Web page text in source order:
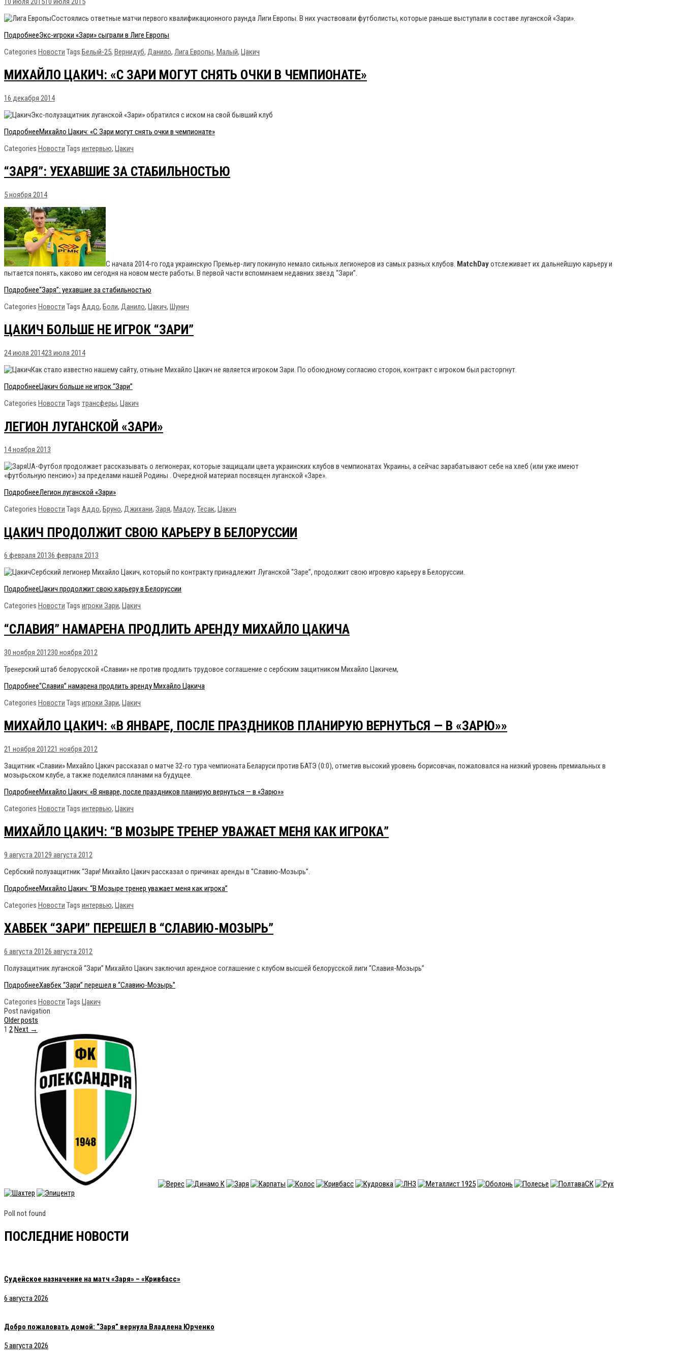
Состоялись ответные матчи первого квалификационного раунда Лиги Европы. В них участвовали футболисты, которые раньше выступали в составе луганской «Зари».
ПодробнееЭкс-игроки «Зари» сыграли в Лиге Европы
Categories Новости Tags Белый-25, Вернидуб, Данило, Лига Европы, Малый, Цакич
МИХАЙЛО ЦАКИЧ: «С ЗАРИ МОГУТ СНЯТЬ ОЧКИ В ЧЕМПИОНАТЕ»
16 декабря 2014
Экс-полузащитник луганской «Зари» обратился с иском на свой бывший клуб
ПодробнееМихайло Цакич: «С Зари могут снять очки в чемпионате»
Categories Новости Tags интервью, Цакич
“ЗАРЯ”: УЕХАВШИЕ ЗА СТАБИЛЬНОСТЬЮ
5 ноября 2014
С начала 2014-го года украинскую Премьер-лигу покинуло немало сильных легионеров из самых разных клубов. MatchDayотслеживает их дальнейшую карьеру и
пытается понять, каково им сегодня на новом месте работы. В первой части вспоминаем недавних звезд “Зари”.
Подробнее“Заря”: уехавшие за стабильностью
Categories Новости Tags Аддо, Боли, Данило, Цакич, Шунич
ЦАКИЧ БОЛЬШЕ НЕ ИГРОК “ЗАРИ”
24 июля 201423 июля 2014
Как стало известно нашему сайту, отныне Михайло Цакич не является игроком Зари. По обоюдному согласию сторон, контракт с игроком был расторгнут.
ПодробнееЦакич больше не игрок “Зари”
Categories Новости Tags трансферы, Цакич
ЛЕГИОН ЛУГАНСКОЙ «ЗАРИ»
14 ноября 2013
UA-Футбол продолжает рассказывать о легионерах, которые защищали цвета украинских клубов в чемпионатах Украины, а сейчас зарабатывают себе на хлеб (или уже имеют
«футбольную пенсию») за пределами нашей Родины . Очередной материал посвящен луганской «Заре».
ПодробнееЛегион луганской «Зари»
Categories Новости Tags Аддо, Бруно, Джихани, Заря, Мадоу, Тесак, Цакич
ЦАКИЧ ПРОДОЛЖИТ СВОЮ КАРЬЕРУ В БЕЛОРУССИИ
6 февраля 20136 февраля 2013
Сербский легионер Михайло Цакич, который по контракту принадлежит Луганской “Заре”, продолжит свою игровую карьеру в Белоруссии.
ПодробнееЦакич продолжит свою карьеру в Белоруссии
Categories Новости Tags игроки Зари, Цакич
“СЛАВИЯ” НАМАРЕНА ПРОДЛИТЬ АРЕНДУ МИХАЙЛО ЦАКИЧА
30 ноября 201230 ноября 2012
Тренерский штаб белорусской «Славии» не против продлить трудовое соглашение с сербским защитником Михайло Цакичем,
Подробнее“Славия” намарена продлить аренду Михайло Цакича
Categories Новости Tags игроки Зари, Цакич
МИХАЙЛО ЦАКИЧ: «В ЯНВАРЕ, ПОСЛЕ ПРАЗДНИКОВ ПЛАНИРУЮ ВЕРНУТЬСЯ — В «ЗАРЮ»»
21 ноября 201221 ноября 2012
Защитник «Славии» Михайло Цакич рассказал о матче 32-го тура чемпионата Беларуси против БАТЭ (0:0), отметив высокий уровень борисовчан, пожаловался на низкий уровень премиальных в
мозырьском клубе, а также поделился планами на будущее.
ПодробнееМихайло Цакич: «В январе, после праздников планирую вернуться — в «Зарю»»
Categories Новости Tags интервью, Цакич
МИХАЙЛО ЦАКИЧ: “В МОЗЫРЕ ТРЕНЕР УВАЖАЕТ МЕНЯ КАК ИГРОКА”
9 августа 20129 августа 2012
Сербский полузащитник “Зари! Михайло Цакич рассказал о причинах аренды в “Славию-Мозырь”.
ПодробнееМихайло Цакич: “В Мозыре тренер уважает меня как игрока”
Categories Новости Tags интервью, Цакич
ХАВБЕК “ЗАРИ” ПЕРЕШЕЛ В “СЛАВИЮ-МОЗЫРЬ”
6 августа 20126 августа 2012
Полузащитник луганской “Зари” Михайло Цакич заключил арендное соглашение с клубом высшей белорусской лиги “Славия-Мозырь”
ПодробнееХавбек “Зари” перешел в “Славию-Мозырь”
Categories Новости Tags Цакич
Post navigation
Older posts
1 2Next →
Poll not found
ПОСЛЕДНИЕ НОВОСТИ
Судейское назначение на матч «Заря» – «Кривбасс»
6 августа 2026
Добро пожаловать домой: “Заря” вернула Владлена Юрченко
5 августа 2026